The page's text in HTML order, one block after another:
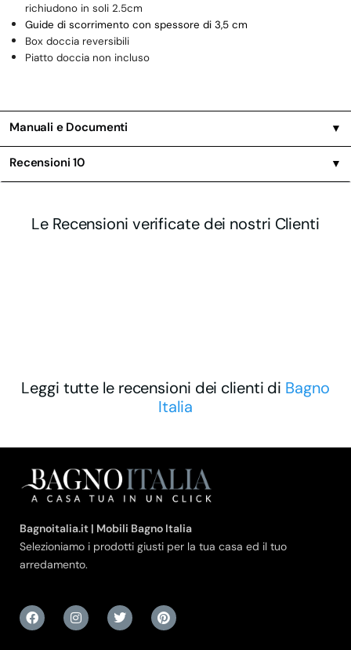
richiudono in soli 2.5cm
Guide di scorrimento con spessore di 3,5 cm
Box doccia reversibili
Piatto doccia non incluso
Manuali e Documenti ▼
Recensioni10 ▼
Le Recensioni verificate dei nostri Clienti
Leggi tutte le recensioni dei clienti di Bagno
Italia
Bagnoitalia.it | Mobili Bagno Italia
Selezioniamo i prodotti giusti per la tua casa ed il tuo
arredamento.